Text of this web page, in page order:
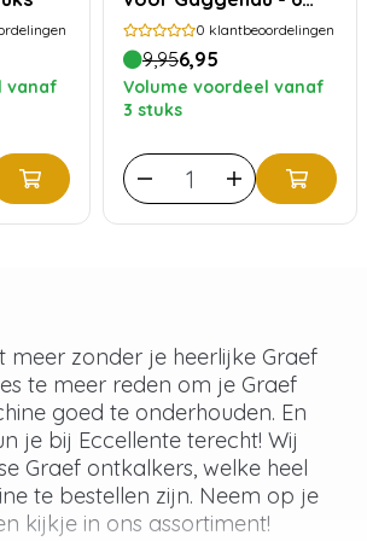
vanaf
stuks
0 klantbeoordelingen
9,956,95
Volume voordeel vanaf
3 stuks
meer zonder je heerlijke Graef
te meer reden om je Graef
goed te onderhouden. En
je bij Eccellente terecht! Wij
Graef ontkalkers, welke heel
te bestellen zijn. Neem op je
kijkje in ons assortiment!